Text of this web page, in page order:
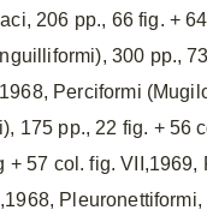
206 pp., 66 fig. +
300 pp.,
Perciformi
175 pp., 22 fig. + 56
+ 57 col. fig.